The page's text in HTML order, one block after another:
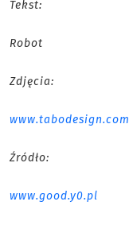
Tekst:
Robot
Zdjęcia:
www.tabodesign.com
Źródło:
www.good.y0.pl